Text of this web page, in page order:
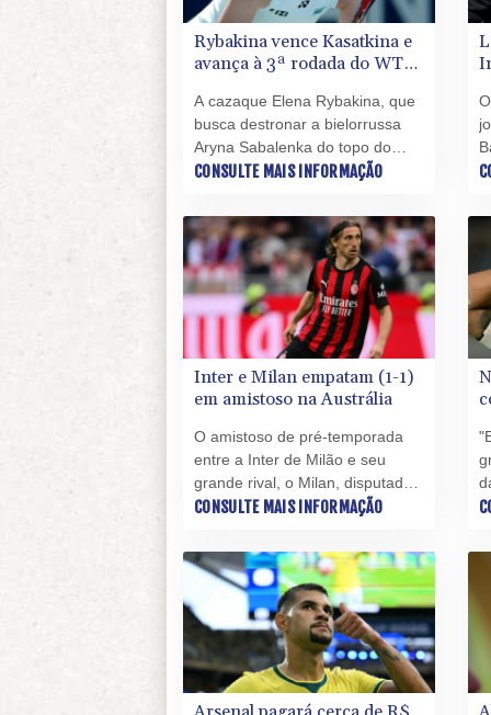
Rybakina vence Kasatkina e
avança à 3ª rodada do WTA
A cazaque Elena Rybakina, que
busca destronar a bielorrussa
Aryna Sabalenka do topo do
tênis feminino, avançou nesta
rodada do WTA 1000 de
Toronto.
CONSULTE MAIS INFORMAÇÃO
Inter e Milan empatam (1-1)
em amistoso na Austrália
O amistoso de pré-temporada
entre a Inter de Milão e seu
grande rival, o Milan, disputado
nesta quarta-feira em Perth, na
em 1 a 1.
CONSULTE MAIS INFORMAÇÃO